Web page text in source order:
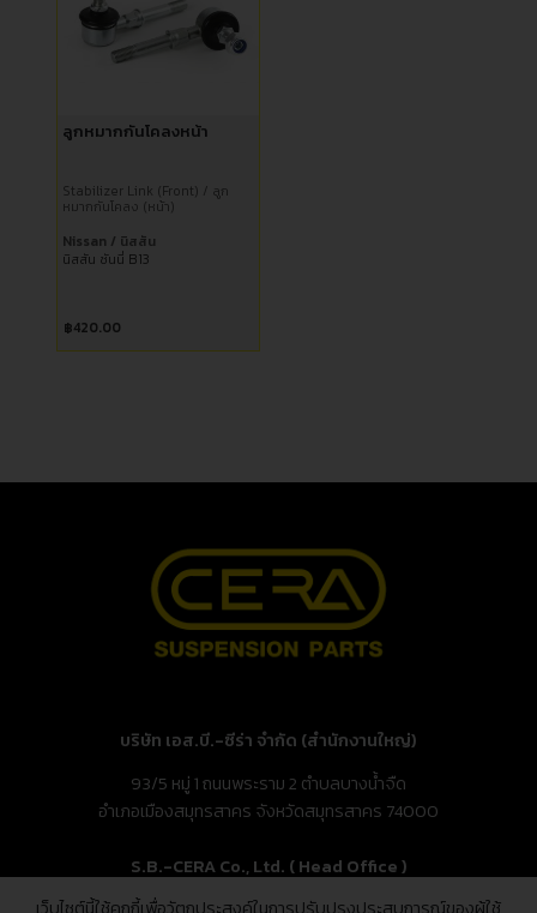
ลูกหมากกันโคลงหน้า
Stabilizer Link (Front) / ลูก
หมากกันโคลง (หน้า)
Nissan / นิสสัน
นิสสัน ซันนี่ B13
฿420.00
บริษัท เอส.บี.-ซีร่า จำกัด (สำนักงานใหญ่)
93/5 หมู่ 1 ถนนพระราม 2 ตำบลบางน้ำจืด
อำเภอเมืองสมุทรสาคร จังหวัดสมุทรสาคร 74000
S.B.-CERA Co., Ltd. ( Head Office )